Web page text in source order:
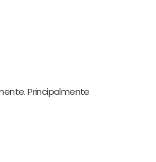
Principalmente